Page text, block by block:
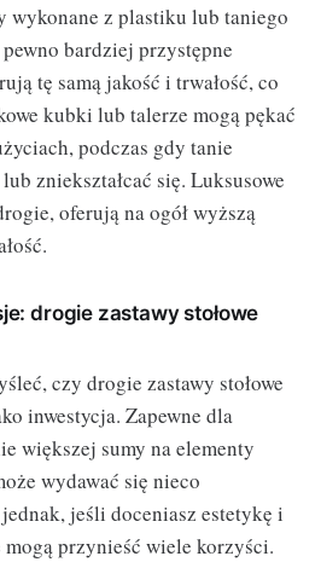
wykonane z plastiku lub taniego
bardziej przystępne
tę samą jakość i trwałość, co
kubki lub talerze mogą pękać
podczas gdy tanie
zniekształcać się. Luksusowe
oferują na ogół wyższą
drogie zastawy stołowe
czy drogie zastawy stołowe
inwestycja. Zapewne dla
większej sumy na elementy
wydawać się nieco
jeśli doceniasz estetykę i
przynieść wiele korzyści.